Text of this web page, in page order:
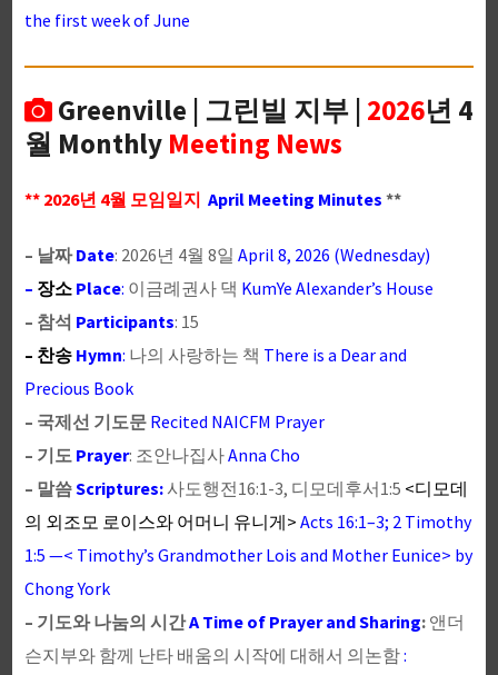
the first week of June
Greenville | 그린빌 지부 | 2026년 4
월 Monthly Meeting News
** 2026년 4월 모임일지 April Meeting Minutes **
– 날짜Date: 2026년 4월 8일 April 8, 2026 (Wednesday)
– 장소Place: 이금례권사 댁 KumYe Alexander’s House
– 참석 Participants: 15
– 찬송Hymn: 나의 사랑하는 책 There is a Dear and
Precious Book
– 국제선 기도문 Recited NAICFM Prayer
– 기도 Prayer: 조안나집사Anna Cho
– 말씀Scriptures: 사도행전16:1-3, 디모데후서1:5 <디모데
의 외조모 로이스와 어머니 유니게> Acts 16:1–3; 2 Timothy
1:5 —< Timothy’s Grandmother Lois and Mother Eunice> by
Chong York
– 기도와 나눔의 시간A Time of Prayer and Sharing: 앤더
슨지부와 함께 난타 배움의 시작에 대해서 의논함: